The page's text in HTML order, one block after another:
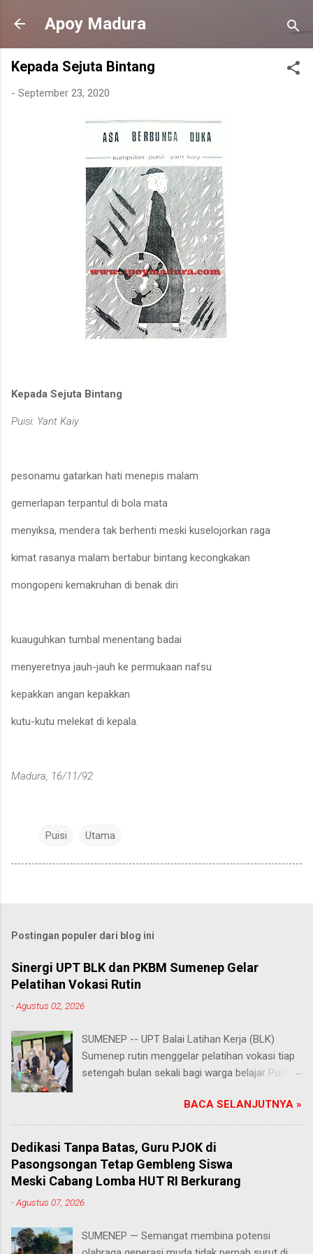
Langsung ke konten utama
Apoy Madura
Kepada Sejuta Bintang
- September 23, 2020
Kepada Sejuta Bintang
Puisi: Yant Kaiy
pesonamu gatarkan hati menepis malam
gemerlapan terpantul di bola mata
menyiksa, mendera tak berhenti meski kuselojorkan raga
kimat rasanya malam bertabur bintang kecongkakan
mongopeni kemakruhan di benak diri
kuauguhkan tumbal menentang badai
menyeretnya jauh-jauh ke permukaan nafsu
kepakkan angan kepakkan
kutu-kutu melekat di kepala.
Madura, 16/11/92
Puisi Utama
Postingan populer dari blog ini
Sinergi UPT BLK dan PKBM Sumenep Gelar
Pelatihan Vokasi Rutin
-Agustus 02, 2026
SUMENEP -- UPT Balai Latihan Kerja (BLK)
Sumenep rutin menggelar pelatihan vokasi tiap
setengah bulan sekali bagi warga belajar Pusat
Kabupaten Sumenep. Ahad (2/8/2026).
Program ini menawarkan berbagai pilihan
keterampilan, mulai dari pembuatan roti dan kue
hingga kejuruan lainnya yang bebas dipilih
peserta sesuai bakat dan minat masing-
masing. Kehadiran program ini disambut hangat
para peserta. Salah satunya Juhairiyah, peserta
Kecamatan Guluk-Guluk. "Saya sangat senang
BACA SELANJUTNYA »
Dedikasi Tanpa Batas, Guru PJOK di
Pasongsongan Tetap Gembleng Siswa
Meski Cabang Lomba HUT RI Berkurang
-Agustus 07, 2026
SUMENEP — Semangat membina potensi